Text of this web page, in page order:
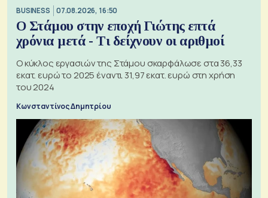
BUSINESS 07.08.2026, 16:50
Ο Στάμου στην εποχή Γιώτης επτά
χρόνια μετά - Τι δείχνουν οι αριθμοί
Ο κύκλος εργασιών της Στάμου σκαρφάλωσε στα 36,33
εκατ. ευρώ το 2025 έναντι 31,97 εκατ. ευρώ στη χρήση
του 2024
Κωνσταντίνος Δημητρίου